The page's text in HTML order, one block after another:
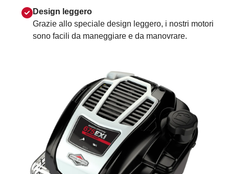
Design leggero
Grazie allo speciale design leggero, i nostri motori
sono facili da maneggiare e da manovrare.